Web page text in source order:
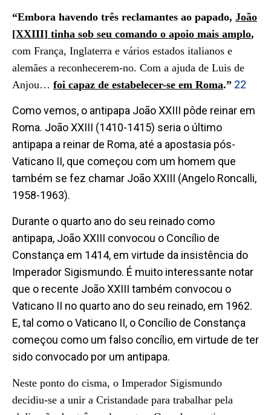
“Embora havendo três reclamantes ao papado, João
[XXIII] tinha sob seu comando o apoio mais amplo,
com França, Inglaterra e vários estados italianos e
alemães a reconhecerem-no. Com a ajuda de Luis de
Anjou… foi capaz de estabelecer-se em Roma.” 22
Como vemos, o antipapa João XXIII pôde reinar em
Roma. João XXIII (1410-1415) seria o último
antipapa a reinar de Roma, até a apostasia pós-
Vaticano II, que começou com um homem que
também se fez chamar João XXIII (Angelo Roncalli,
1958-1963).
Durante o quarto ano do seu reinado como
antipapa, João XXIII convocou o Concílio de
Constança em 1414, em virtude da insistência do
Imperador Sigismundo. É muito interessante notar
que o recente João XXIII também convocou o
Vaticano II no quarto ano do seu reinado, em 1962.
E, tal como o Vaticano II, o Concílio de Constança
começou como um falso concílio, em virtude de ter
sido convocado por um antipapa.
Neste ponto do cisma, o Imperador Sigismundo
decidiu-se a unir a Cristandade para trabalhar pela